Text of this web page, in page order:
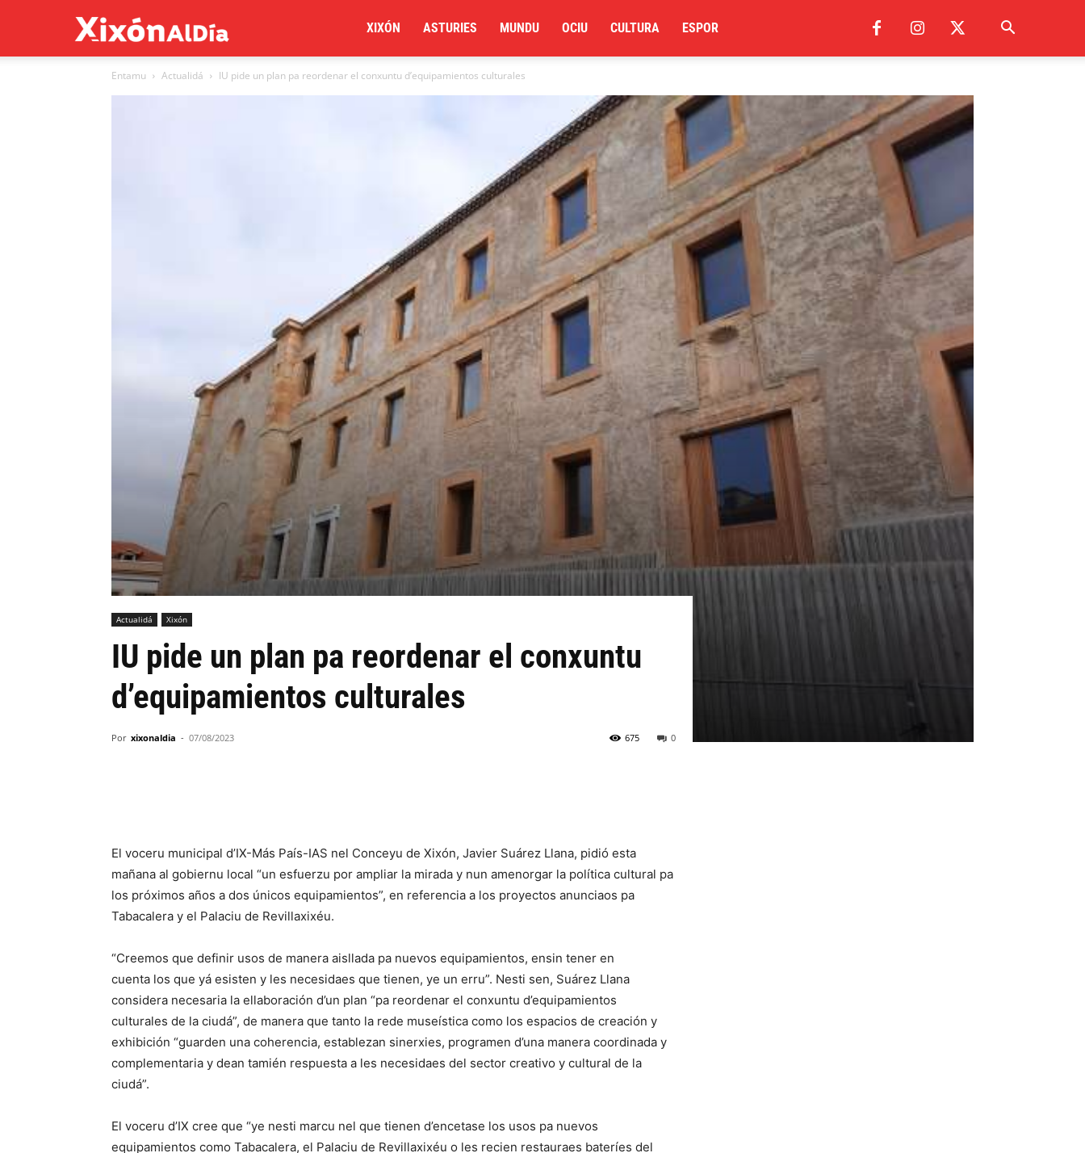
al
XIXÓN ASTURIES MUNDU OCIU CULTURA ESPOR
Entamu Actualidá IU pide un plan pa reordenar el conxuntu d’equipamientos culturales
Actualidá Xixón
IU pide un plan pa reordenar el conxuntu
d’equipamientos culturales
Por xixonaldia - 07/08/2023 0
675
El voceru municipal d’IX-Más País-IAS nel Conceyu de Xixón, Javier Suárez Llana, pidió esta
mañana al gobiernu local “un esfuerzu por ampliar la mirada y nun amenorgar la política cultural pa
los próximos años a dos únicos equipamientos”, en referencia a los proyectos anunciaos pa
Tabacalera y el Palaciu de Revillaxixéu.
“Creemos que definir usos de manera aisllada pa nuevos equipamientos, ensin tener en
cuenta los que yá esisten y les necesidaes que tienen, ye un erru”. Nesti sen, Suárez Llana
considera necesaria la ellaboración d’un plan “pa reordenar el conxuntu d’equipamientos
culturales de la ciudá”, de manera que tanto la rede museística como los espacios de creación y
exhibición “guarden una coherencia, establezan sinerxies, programen d’una manera coordinada y
complementaria y dean tamién respuesta a les necesidaes del sector creativo y cultural de la
ciudá”.
El voceru d’IX cree que “ye nesti marcu nel que tienen d’encetase los usos pa nuevos
equipamientos como Tabacalera, el Palaciu de Revillaxixéu o les recien restauraes bateríes del